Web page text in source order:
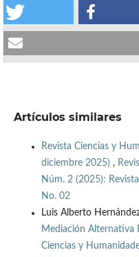
Artículos similares
Revista Ciencias y
diciembre 2025) ,
Núm. 2 (2025):
No. 02
Luis Alberto
Mediación Alternativa
Ciencias y